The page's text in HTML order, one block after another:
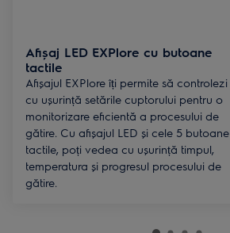
Afișaj LED EXPlore cu butoane
tactile
Afișajul EXPlore îți permite să controlezi
cu ușurință setările cuptorului pentru o
monitorizare eficientă a procesului de
gătire. Cu afișajul LED și cele 5 butoane
tactile, poți vedea cu ușurință timpul,
temperatura și progresul procesului de
gătire.